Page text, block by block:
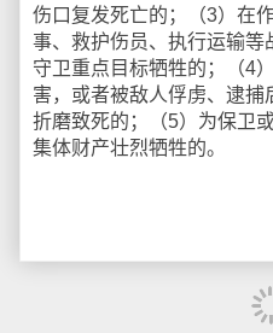
伤口复发死亡的；（3）在
事、救护伤员、执行运输等
守卫重点目标牺牲的；（4
害，或者被敌人俘虏、逮
折磨致死的；（5）为保卫
集体财产壮烈牺牲的。